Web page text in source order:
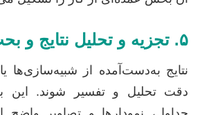
۵. تجزیه و تحلیل نتایج و بحث
نتایج به‌دست‌آمده از شبیه‌سازی‌ها
دقت تحلیل و تفسیر شوند. این